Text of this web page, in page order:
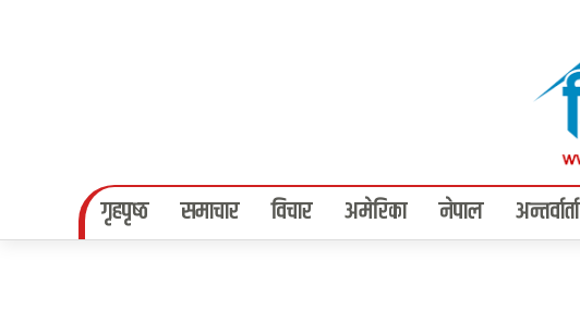
गृहपृष्‍ठ समाचार विचार अमेरिका नेपाल अन्तर्वार्ता